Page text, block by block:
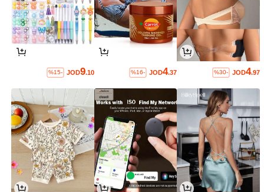
JOD4.97
%30-
JOD4.37
%16-
JOD9.10
%15-